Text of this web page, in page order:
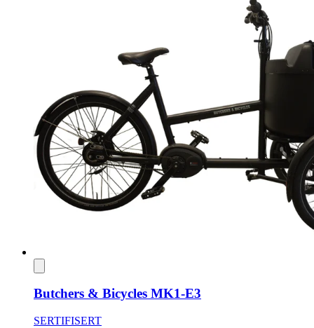
Butchers & Bicycles MK1-E3
SERTIFISERT